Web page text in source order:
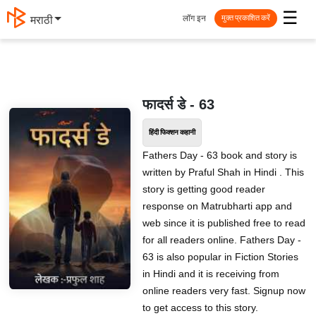
मराठी ☰
लॉग इन मुक्त प्रकाशित करें
फादर्स डे - 63
हिंदी फिक्शन कहानी
Fathers Day - 63 book and story is
written by Praful Shah in Hindi . This
story is getting good reader
response on Matrubharti app and
web since it is published free to read
for all readers online. Fathers Day -
63 is also popular in Fiction Stories
in Hindi and it is receiving from
online readers very fast. Signup now
to get access to this story.